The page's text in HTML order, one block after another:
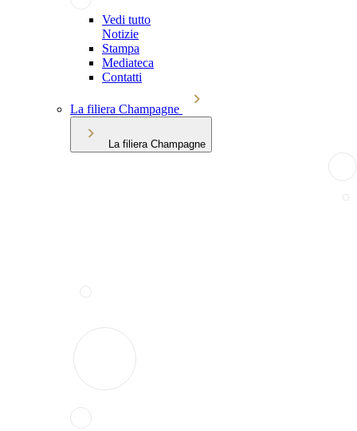
Vedi tutto
Notizie
Stampa
Mediateca
Contatti
La filiera Champagne
La filiera Champagne